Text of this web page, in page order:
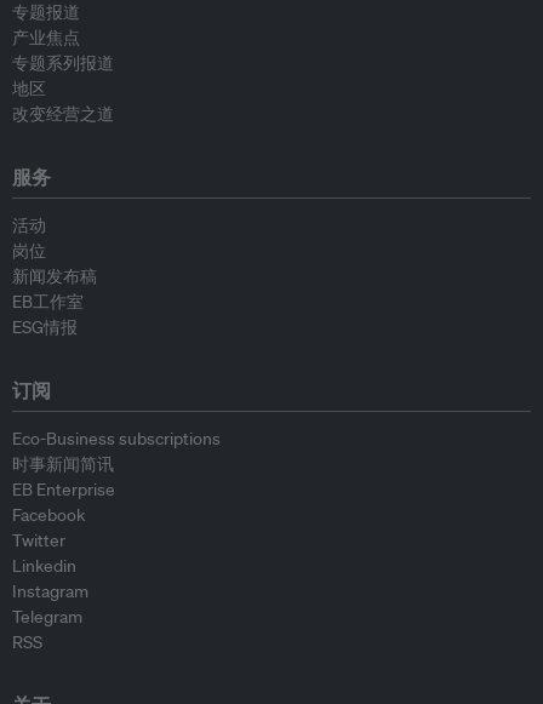
专题报道
产业焦点
专题系列报道
地区
改变经营之道
服务
活动
岗位
新闻发布稿
EB工作室
ESG情报
订阅
Eco-Business subscriptions
时事新闻简讯
EB Enterprise
Facebook
Twitter
Linkedin
Instagram
Telegram
RSS